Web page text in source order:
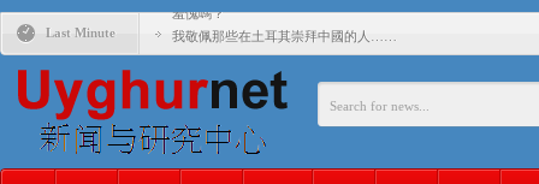
Last Minute
羞愧嗎？
我敬佩那些在土耳其崇拜中國的人……
基辛格与中国：50 年的爱与背叛
年的百年關係